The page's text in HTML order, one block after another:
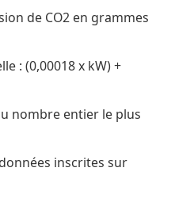
de CO2 en grammes
: (0,00018 x kW) +
nombre entier le plus
inscrites sur